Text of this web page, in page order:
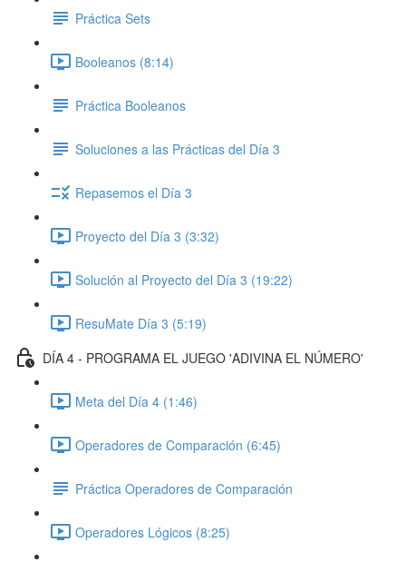
Práctica Sets
Booleanos (8:14)
Práctica Booleanos
Soluciones a las Prácticas del Día 3
Repasemos el Día 3
Proyecto del Día 3 (3:32)
Solución al Proyecto del Día 3 (19:22)
ResuMate Día 3 (5:19)
DÍA 4 - PROGRAMA EL JUEGO 'ADIVINA EL NÚMERO'
Meta del Día 4 (1:46)
Operadores de Comparación (6:45)
Práctica Operadores de Comparación
Operadores Lógicos (8:25)